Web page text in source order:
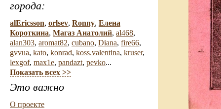
города:
alEricsson, orlsev, Ronny, Елена
Короткина, Магаз Анатолий, al468,
alan303, aromat82, cubano, Diana, fire66,
gvvua, kato, konrad, koss.valentina, kruser,
lexgof, max1e, pandazt, pevko...
Показать всех >>
Это важно
О проекте